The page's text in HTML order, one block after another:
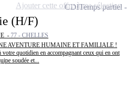
(H/F)
- 77 - CHELLES
AVENTURE HUMAINE ET FAMILIALE !
votre quotidien en accompagnant ceux qui en ont
soudée et...
CDITemps partiel
Ajouter cette offre à ma sélection